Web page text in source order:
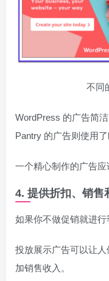
不同
WordPress 的广告简
Pantry 的广告则使用
一个精心制作的广告应
4. 提供折扣、销售
如果你不做促销就进行
投放展示广告可以让
加销售收入。